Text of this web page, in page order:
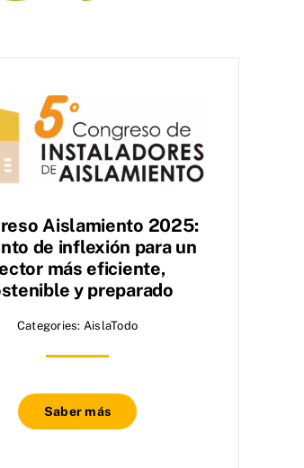
Aislamiento 2025:
de inflexión para un
más eficiente,
y preparado
Categories: AislaTodo
Saber más